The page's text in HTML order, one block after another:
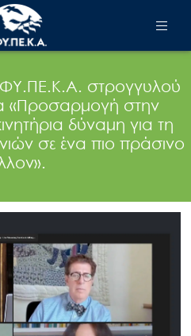
στρογγυλού
«Προσαρμογή στην
δύναμη για τη
σε ένα πιο πράσινο